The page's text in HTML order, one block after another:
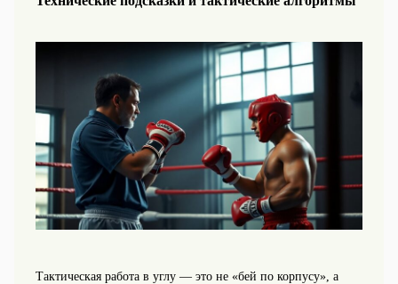
Тактическая работа в углу — это не «бей по корпусу», а